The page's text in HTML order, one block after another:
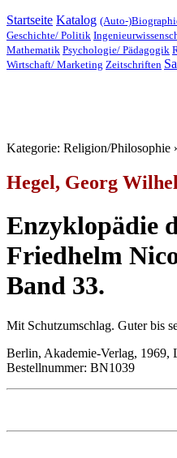
Startseite Katalog (Auto-
Geschichte/ Politik
Mathematik Psychologie/ Pädagogik
Wirtschaft/ Marketing Zeitschriften
Kategorie: Religion/Philosophie
Hegel, Georg
Enzyklopädie
Friedhelm
Band 33.
Mit Schutzumschlag. Guter bis
Berlin, Akademie-Verlag, 1969,
Bestellnummer: BN1039